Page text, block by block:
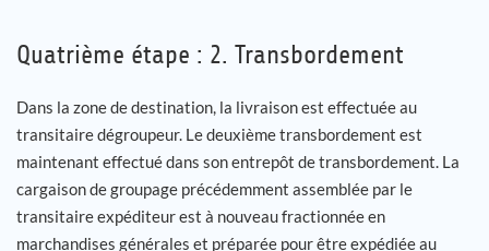
Quatrième étape : 2. Transbordement
Dans la zone de destination, la livraison est effectuée au
transitaire dégroupeur. Le deuxième transbordement est
maintenant effectué dans son entrepôt de transbordement. La
cargaison de groupage précédemment assemblée par le
transitaire expéditeur est à nouveau fractionnée en
marchandises générales et préparée pour être expédiée au